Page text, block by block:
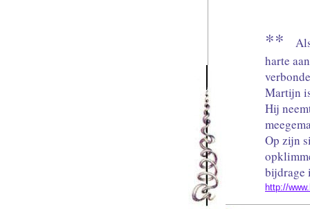
**
harte
Martijn
Hij
Op zijn
bijdrage
http://